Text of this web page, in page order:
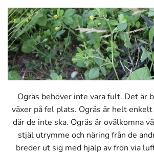
Ogräs behöver inte vara fult. Det är
växer på fel plats. Ogräs är helt
där de inte ska. Ogräs är ovälkomna
stjäl utrymme och näring från de
breder ut sig med hjälp av frön via